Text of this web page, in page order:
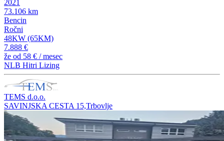
2021
73.106 km
Bencin
Ročni
48KW (65KM)
7.888 €
že od 58 € / mesec
NLB Hitri Lizing
TEMS d.o.o.
SAVINJSKA CESTA 15,Trbovlje